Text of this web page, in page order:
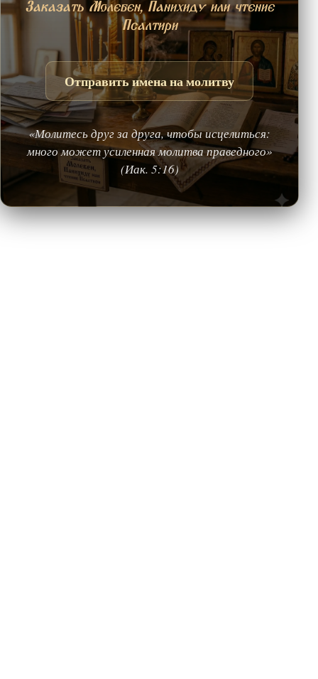
Заказать Молебен, Панихиду или чтение
Псалтири
Отправить имена на молитву
«Молитесь друг за друга, чтобы исцелиться:
много может усиленная молитва праведного»
(Иак. 5:16)